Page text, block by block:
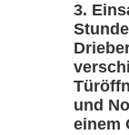
und
einem